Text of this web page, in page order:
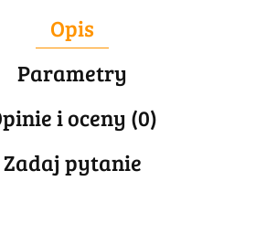
Opis
Parametry
i oceny (0)
Zadaj pytanie